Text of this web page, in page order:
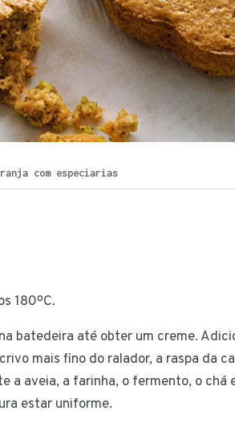
com especiarias
180ºC.
batedeira até obter um creme.
mais fino do ralador, a raspa da
a aveia, a farinha, o fermento, o chá
estar uniforme.